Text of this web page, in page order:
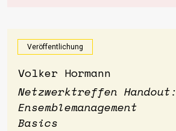
Veröffentlichung
Volker Hormann
Netzwerktreffen Handout:
Ensemblemanagement
Basics